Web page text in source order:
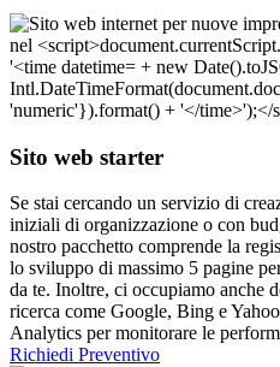
Sito web starter
Se stai cercando un servizio di
iniziali di organizzazione o con
nostro pacchetto comprende la
lo sviluppo di massimo 5 pagine
da te. Inoltre, ci occupiamo anche
ricerca come Google, Bing e
Analytics per monitorare le
Richiedi Preventivo